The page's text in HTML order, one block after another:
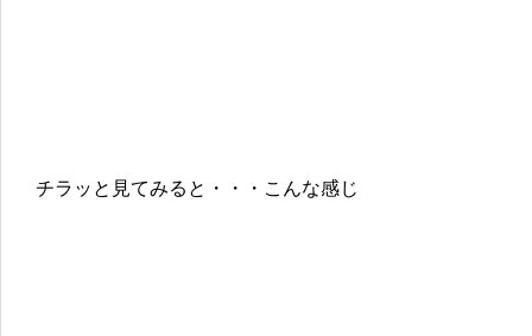
チラッと見てみると・・・こんな感じ